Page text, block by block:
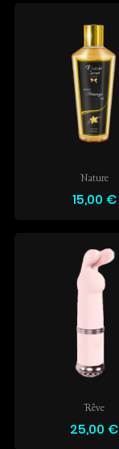
Nature
15,00 €
Rêve
25,00 €